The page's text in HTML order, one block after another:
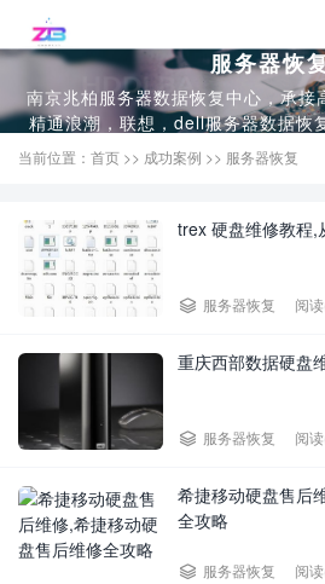
服务器恢
南京兆柏服务器数据恢复中心，承接
精通浪潮，联想，dell服务器数据恢
复，sql server 数据库修复，mysql
当前位置： 首页 >> 成功案例 >> 服务器恢复
trex 硬盘维修教程,
服务器恢复 阅
重庆西部数据硬盘
服务器恢复 阅
希捷移动硬盘售后
全攻略
服务器恢复 阅